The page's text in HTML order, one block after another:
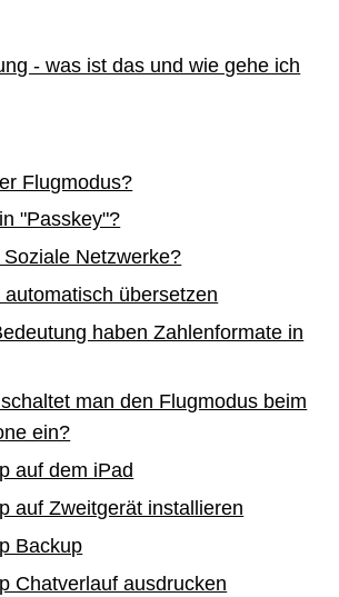
- was ist das und wie gehe ich
Flugmodus?
"Passkey"?
Netzwerke?
übersetzen
haben Zahlenformate in
man den Flugmodus beim
ein?
auf dem iPad
auf Zweitgerät installieren
Backup
Chatverlauf ausdrucken